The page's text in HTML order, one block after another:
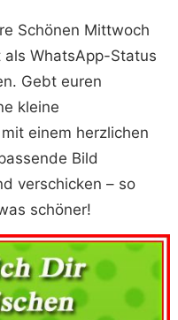
Schönen Mittwoch
WhatsApp-Status
Gebt euren
kleine
einem herzlichen
Bild
verschicken – so
schöner!